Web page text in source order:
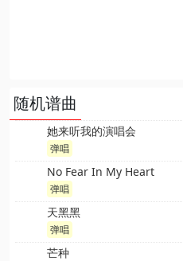
随机谱曲
她来听我的演唱会
弹唱
No Fear In My Heart
弹唱
天黑黑
弹唱
芒种